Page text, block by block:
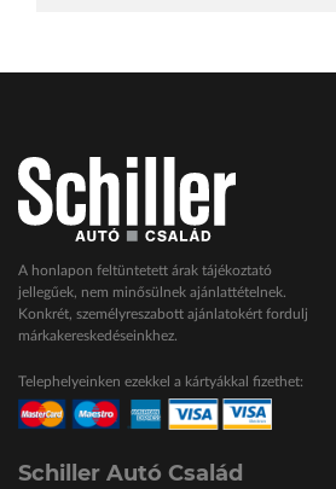
A honlapon feltüntetett árak tájékoztató
jellegűek, nem minősülnek ajánlattételnek.
Konkrét, személyreszabott ajánlatokért fordulj
márkakereskedéseinkhez.
Telephelyeinken ezekkel a kártyákkal fizethet:
Schiller Autó Család